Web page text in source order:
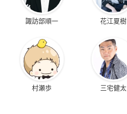
諏訪部順一 花江夏樹
村瀬歩 三宅健太